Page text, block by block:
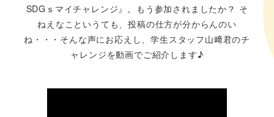
SDGｓマイチャレンジ』。もう参加されましたか？ そ
ねえなこというても、投稿の仕方が分からんのい
ね・・・そんな声にお応えし、学生スタッフ山﨑君のチ
ャレンジを動画でご紹介します♪